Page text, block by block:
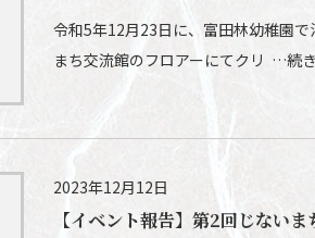
令和5年12月23日に、富田林幼稚園
まち交流館のフロアーにてクリ …続
2023年12月12日
【イベント報告】第2回じない